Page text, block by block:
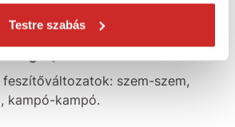
Testre szabás
feszítő teherbírása 320kg (az
feszítőváltozatok: szem-szem,
kampó-kampó.